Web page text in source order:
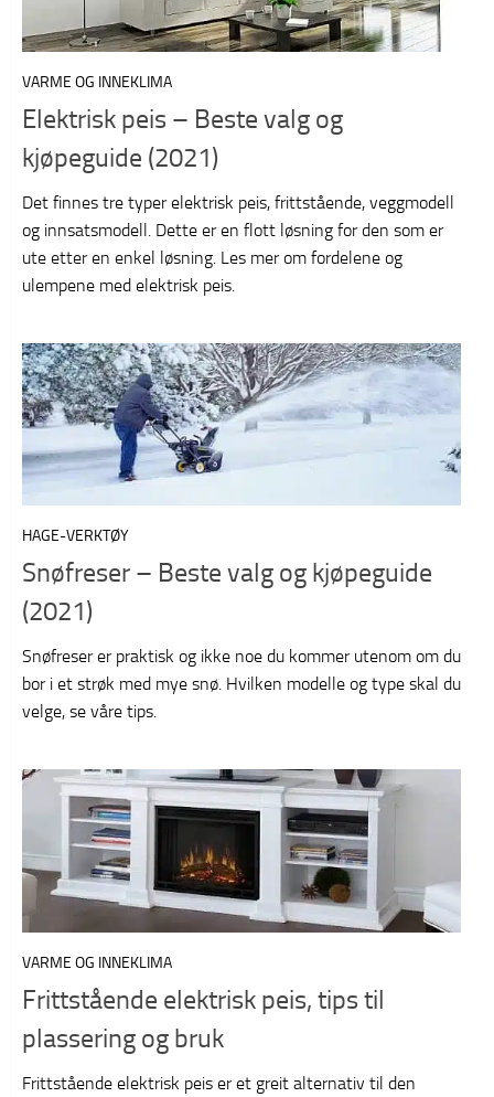
VARME OG INNEKLIMA
Elektrisk peis – Beste valg og
kjøpeguide (2021)
Det finnes tre typer elektrisk peis, frittstående, veggmodell
og innsatsmodell. Dette er en flott løsning for den som er
ute etter en enkel løsning. Les mer om fordelene og
ulempene med elektrisk peis.
HAGE-VERKTØY
Snøfreser – Beste valg og kjøpeguide
(2021)
Snøfreser er praktisk og ikke noe du kommer utenom om du
bor i et strøk med mye snø. Hvilken modelle og type skal du
velge, se våre tips.
VARME OG INNEKLIMA
Frittstående elektrisk peis, tips til
plassering og bruk
Frittstående elektrisk peis er et greit alternativ til den